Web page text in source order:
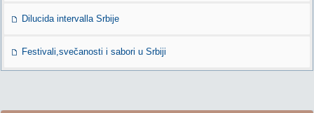
Dilucida intervalla Srbije
Festivali,svečanosti i sabori u Srbiji